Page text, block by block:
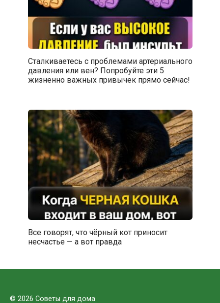
Сталкиваетесь с проблемами артериального
давления или вен? Попробуйте эти 5
жизненно важных привычек прямо сейчас!
Все говорят, что чёрный кот приносит
несчастье — а вот правда
© 2026 Советы для дома